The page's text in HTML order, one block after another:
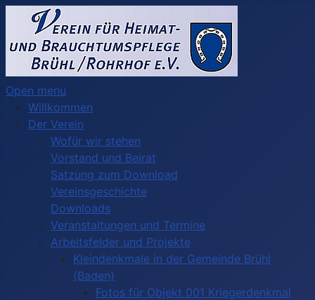
Open menu
Willkommen
Der Verein
Wofür wir stehen
Vorstand und Beirat
Satzung zum Download
Vereinsgeschichte
Downloads
Veranstaltungen und Termine
Arbeitsfelder und Projekte
Kleindenkmale in der Gemeinde Brühl
(Baden)
Fotos für Objekt 001 Kriegerdenkmal